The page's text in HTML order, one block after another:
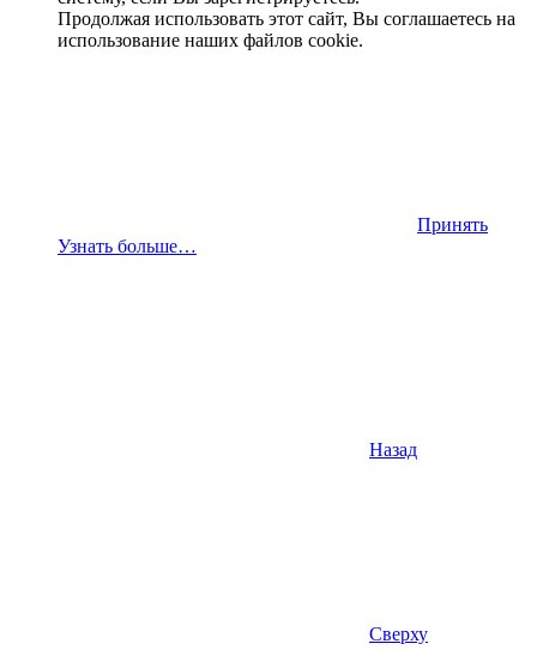
Продолжая использовать этот сайт, Вы соглашаетесь на
использование наших файлов cookie.
Принять
Узнать больше…
Назад
Сверху